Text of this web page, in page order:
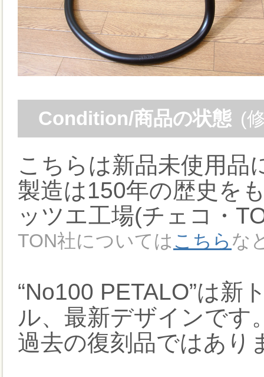
Condition/商品の状態 (
こちらは新品未使用品
製造は150年の歴史を
ッツエ工場(チェコ・
TON社についてはこちら な
“No100 PETALO”は新
ル、最新デザインです
過去の復刻品ではあり